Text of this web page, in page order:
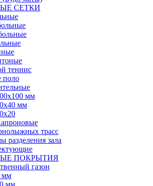
СЕТКИ
теннис
поло
мм
мм
трасс
разделения зала
ПОКРЫТИЯ
газон
мм
мм